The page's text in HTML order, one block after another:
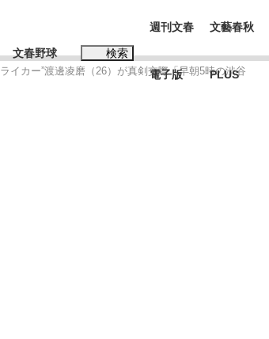
文春野球 検索
週刊文春
電子版
文藝春秋
PLUS
イカー”渡邊凌磨（26）が真剣交際「早朝5時の渋谷